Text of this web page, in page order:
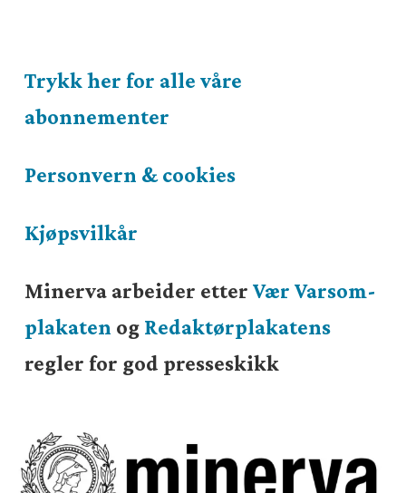
Trykk her for alle våre
abonnementer
Personvern & cookies
Kjøpsvilkår
Minerva arbeider etterVær Varsom-
plakaten og Redaktørplakatens
regler for god presseskikk